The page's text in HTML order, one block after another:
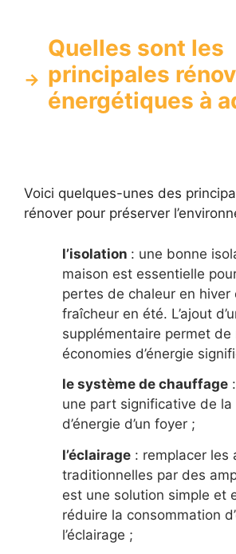
Quelles sont les
principales
énergétiques à
Voici quelques-unes des
rénover pour préserver
l’isolation : une bonne
maison est essentielle
pertes de chaleur en hiver
fraîcheur en été. L’ajout
supplémentaire permet de
économies d’énergie
le système de chauffage
une part significative de la
d’énergie d’un foyer ;
l’éclairage : remplacer les
traditionnelles par des
est une solution simple et
réduire la consommation
l’éclairage ;